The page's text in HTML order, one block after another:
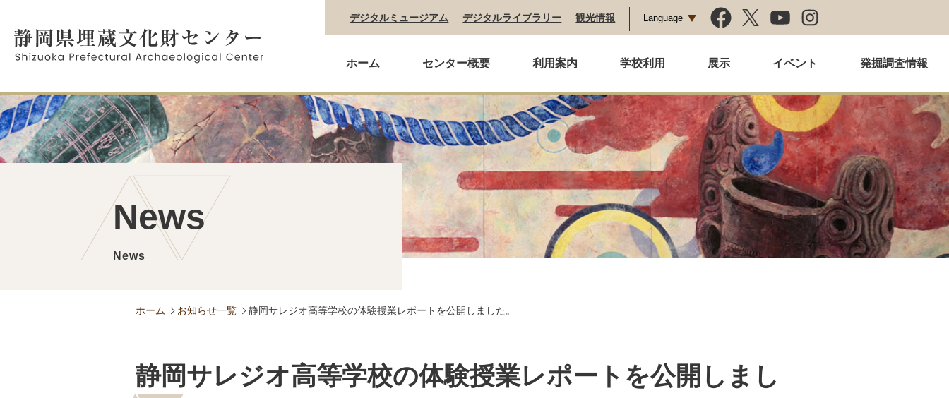
デジタルミュージアム デジタルライブラリー 観光情報 Language
ホーム センター概要 利用案内 学校利用 展示 イベント 発掘調査情報
News
News
ホーム お知らせ一覧 静岡サレジオ高等学校の体験授業レポートを公開しました。
静岡サレジオ高等学校の体験授業レポートを公開しまし